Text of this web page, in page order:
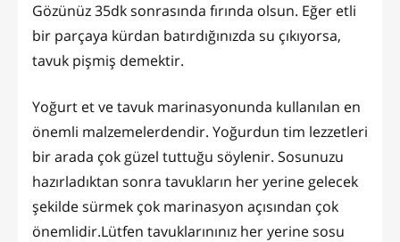
Gözünüz 35dk sonrasında fırında olsun. Eğer etli
bir parçaya kürdan batırdığınızda su çıkıyorsa,
tavuk pişmiş demektir.
Yoğurt et ve tavuk marinasyonunda kullanılan en
önemli malzemelerdendir. Yoğurdun tim lezzetleri
bir arada çok güzel tuttuğu söylenir. Sosunuzu
hazırladıktan sonra tavukların her yerine gelecek
şekilde sürmek çok marinasyon açısından çok
önemlidir.Lütfen tavuklarınınız her yerine sosu